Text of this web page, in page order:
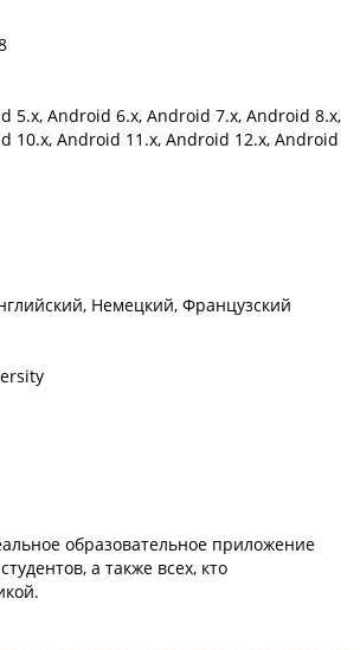
5.x, Android 6.x, Android 7.x, Android 8.x,
10.x, Android 11.x, Android 12.x, Android
Немецкий, Французский
образовательное приложение
а также всех, кто